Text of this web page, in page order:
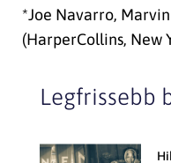
*Joe Navarro,
(HarperCollins, New
Legfrissebb